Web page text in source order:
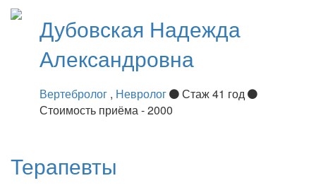
Дубовская Надежда
Александровна
Вертебролог , Невролог
Стаж 41 год
Стоимость приёма - 2000
Терапевты